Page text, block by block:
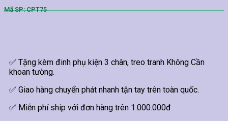
Mã SP: CPT75
✅ Tặng kèm đinh phụ kiện 3 chân, treo tranh Không Cần
khoan tường.
✅ Giao hàng chuyển phát nhanh tận tay trên toàn quốc.
✅ Miễn phí ship với đơn hàng trên 1.000.000đ